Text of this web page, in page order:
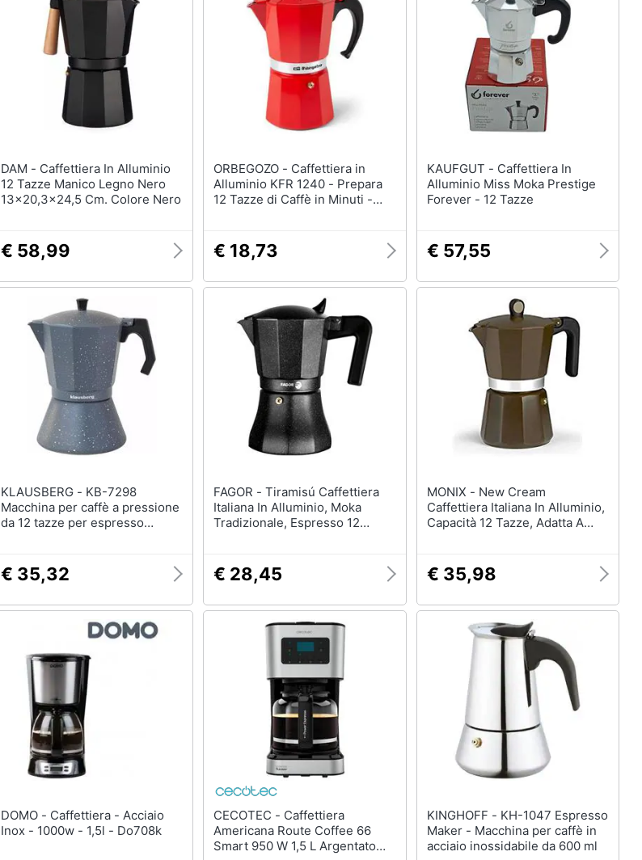
DAM - Caffettiera In Alluminio
12 Tazze Manico Legno Nero
13x20,3x24,5 Cm. Colore Nero
€ 58,99
ORBEGOZO - Caffettiera in
Alluminio KFR 1240 - Prepara
12 Tazze di Caffè in Minuti -
Valvola di Sicurezza - Facile da
Pulire e Mantenere
€ 18,73
KAUFGUT - Caffettiera In
Alluminio Miss Moka Prestige
Forever - 12 Tazze
€ 57,55
KLAUSBERG - KB-7298
Macchina per caffè a pressione
da 12 tazze per espresso
€ 35,32
FAGOR - Tiramisú Caffettiera
Italiana In Alluminio, Moka
Tradizionale, Espresso 12
€ 28,45
MONIX - New Cream
Caffettiera Italiana In Alluminio,
Capacità 12 Tazze, Adatta A
€ 35,98
DOMO - Caffettiera - Acciaio
Inox - 1000w - 1,5l - Do708k
CECOTEC - Caffettiera
Americana Route Coffee 66
Smart 950 W 1,5 L Argentato
KINGHOFF - KH-1047 Espresso
Maker - Macchina per caffè in
acciaio inossidabile da 600 ml